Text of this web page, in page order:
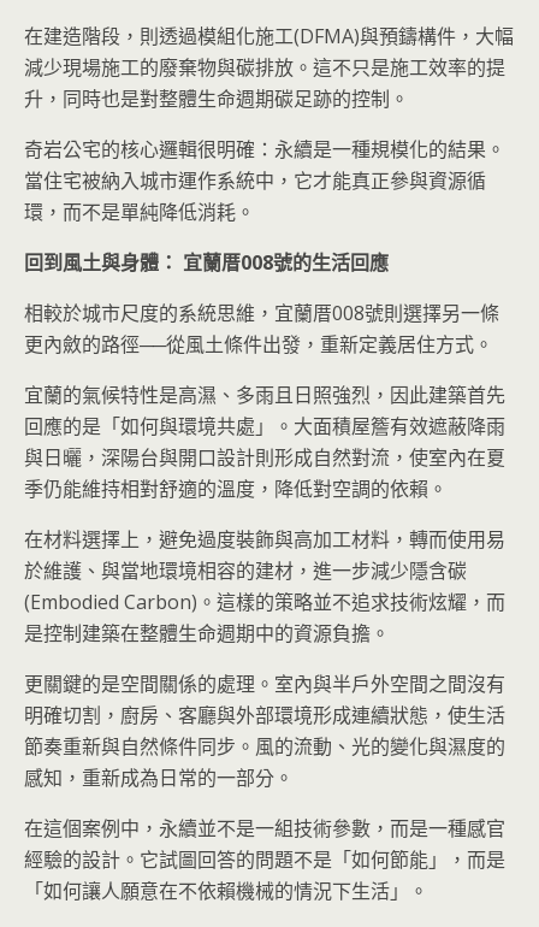
在建造階段，則透過模組化施工(DFMA)與預鑄構件，大幅
減少現場施工的廢棄物與碳排放。這不只是施工效率的提
升，同時也是對整體生命週期碳足跡的控制。
奇岩公宅的核心邏輯很明確：永續是一種規模化的結果。
當住宅被納入城市運作系統中，它才能真正參與資源循
環，而不是單純降低消耗。
回到風土與身體： 宜蘭厝008號的生活回應
相較於城市尺度的系統思維，宜蘭厝008號則選擇另一條
更內斂的路徑──從風土條件出發，重新定義居住方式。
宜蘭的氣候特性是高濕、多雨且日照強烈，因此建築首先
回應的是「如何與環境共處」。大面積屋簷有效遮蔽降雨
與日曬，深陽台與開口設計則形成自然對流，使室內在夏
季仍能維持相對舒適的溫度，降低對空調的依賴。
在材料選擇上，避免過度裝飾與高加工材料，轉而使用易
於維護、與當地環境相容的建材，進一步減少隱含碳
(Embodied Carbon)。這樣的策略並不追求技術炫耀，而
是控制建築在整體生命週期中的資源負擔。
更關鍵的是空間關係的處理。室內與半戶外空間之間沒有
明確切割，廚房、客廳與外部環境形成連續狀態，使生活
節奏重新與自然條件同步。風的流動、光的變化與濕度的
感知，重新成為日常的一部分。
在這個案例中，永續並不是一組技術參數，而是一種感官
經驗的設計。它試圖回答的問題不是「如何節能」，而是
「如何讓人願意在不依賴機械的情況下生活」。